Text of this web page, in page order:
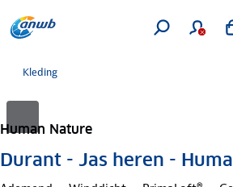
Kleding
Human Nature
Durant - Jas heren -